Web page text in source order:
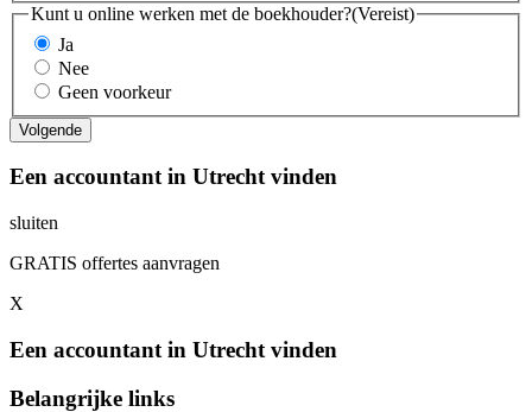
Kunt u online werken met de boekhouder?(Vereist)
Ja
Nee
Geen voorkeur
Een accountant in Utrecht vinden
sluiten
GRATIS offertes aanvragen
X
Een accountant in Utrecht vinden
Belangrijke links